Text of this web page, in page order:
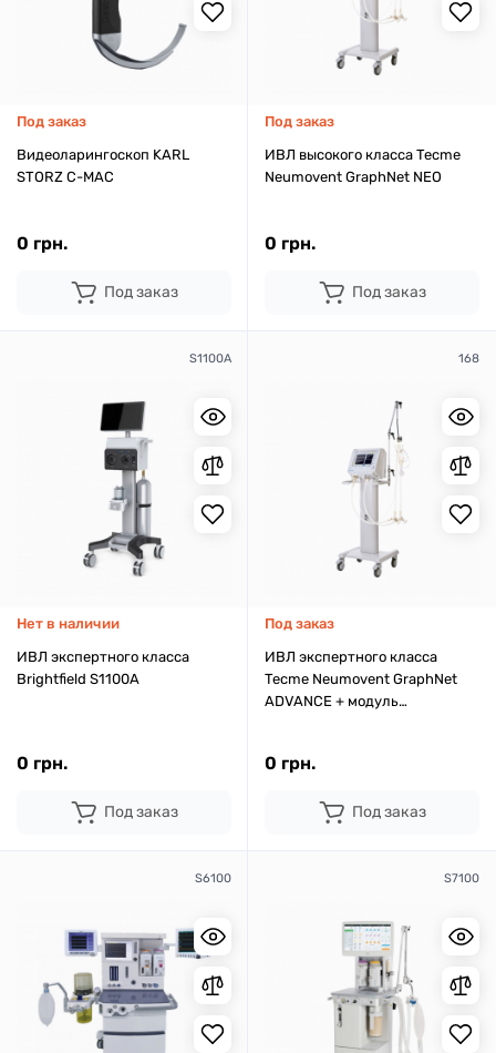
Под заказ
Видеоларингоскоп KARL
STORZ C-MAC
0 грн.
Под заказ
Под заказ
ИВЛ высокого класса Tecme
Neumovent GraphNet NEO
0 грн.
Под заказ
S1100A
Нет в наличии
ИВЛ экспертного класса
Brightfield S1100A
0 грн.
Под заказ
168
Под заказ
ИВЛ экспертного класса
Tecme Neumovent GraphNet
ADVANCE + модуль
0 грн.
Под заказ
S6100 S7100